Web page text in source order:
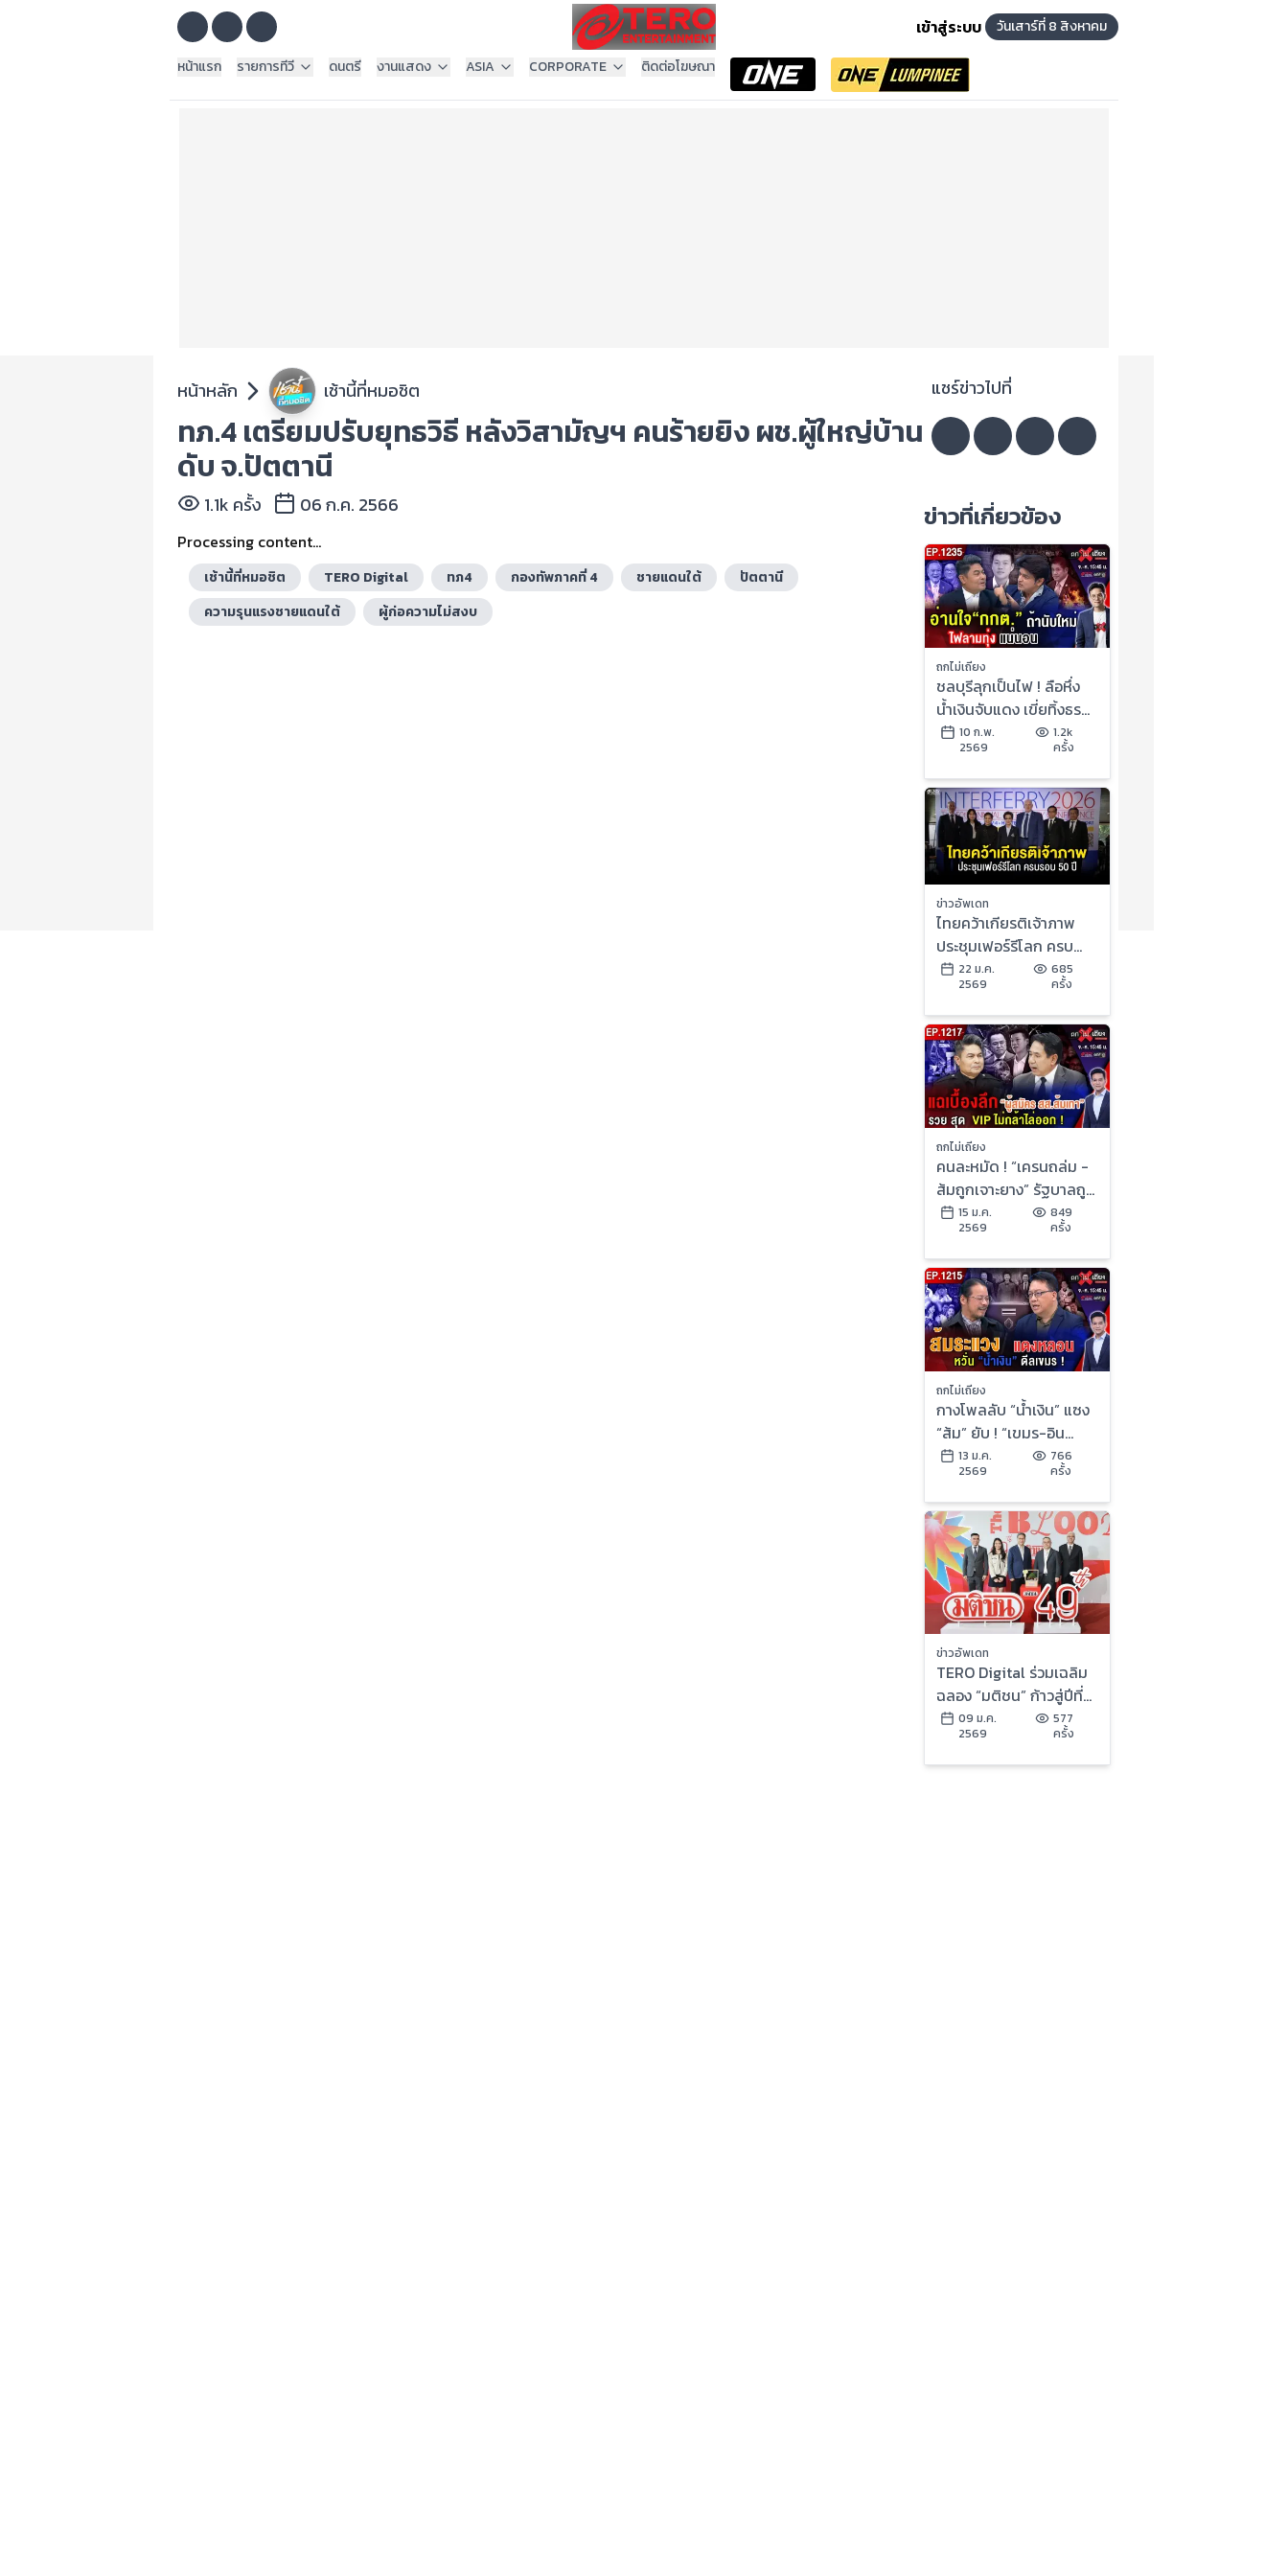
เข้าสู่ระบบ
วันเสาร์ที่ 8 สิงหาคม
หน้าแรก
รายการทีวี ดนตรี งานแสดง ASIA CORPORATE ติดต่อโฆษณา
หน้าหลัก เช้านี้ที่หมอชิต
ทภ.4 เตรียมปรับยุทธวิธี หลังวิสามัญฯ คนร้ายยิง ผช.ผู้ใหญ่บ้าน
ดับ จ.ปัตตานี
1.1k ครั้ง 06 ก.ค. 2566
Processing content...
เช้านี้ที่หมอชิต TERO Digital ทภ4 กองทัพภาคที่ 4 ชายแดนใต้
ปัตตานี
ความรุนแรงชายแดนใต้
ผู้ก่อความไม่สงบ
แชร์ข่าวไปที่
ข่าวที่เกี่ยวข้อง
ถกไม่เถียง
ชลบุรีลุกเป็นไฟ ! ลือหึ่ง
น้ำเงินจับแดง เขี่ยทิ้งธร
รมนัส รัฐบาลหนู อายุสั้น
? #ถกไม่เถียง
10 ก.พ.
2569
1.2k
ครั้ง
ข่าวอัพเดท
ไทยคว้าเกียรติเจ้าภาพ
ประชุมเฟอร์รีโลก ครบ
รอบ 50 ปี
22 ม.ค.
2569
685
ครั้ง
ถกไม่เถียง
คนละหมัด ! “เครนถล่ม -
ส้มถูกเจาะยาง” รัฐบาลถูก
ด่า สุดระอา “กา” เบอร์ไหน
15 ม.ค.
2569
849
ครั้ง
ถกไม่เถียง
กางโพลลับ “น้ำเงิน” แซง
“ส้ม” ยับ ! “เขมร-อิน
ฟลูฯ-บ้านใหญ่” รุมกระซ
วก อ่วมอรทัย !
13 ม.ค.
2569
766
ครั้ง
ข่าวอัพเดท
TERO Digital ร่วมเฉลิม
ฉลอง “มติชน” ก้าวสู่ปีที่
49: The Bloomer for
09 ม.ค.
2569
577
ครั้ง